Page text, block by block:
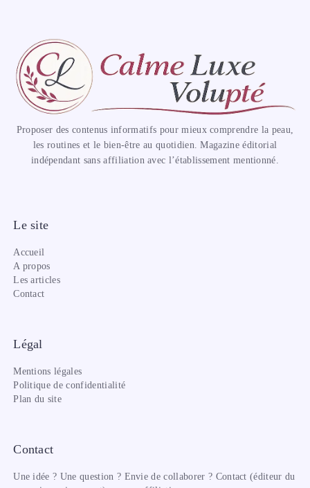
Proposer des contenus informatifs pour mieux comprendre la peau,
les routines et le bien-être au quotidien. Magazine éditorial
indépendant sans affiliation avec l’établissement mentionné.
Le site
Accueil
A propos
Les articles
Contact
Légal
Mentions légales
Politique de confidentialité
Plan du site
Contact
Une idée ? Une question ? Envie de collaborer ? Contact (éditeur du